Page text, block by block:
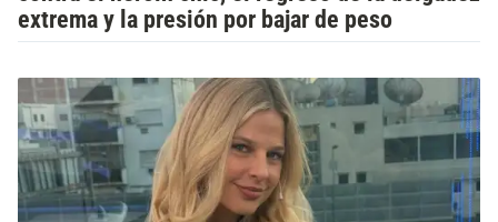
extrema y la presión por bajar de peso